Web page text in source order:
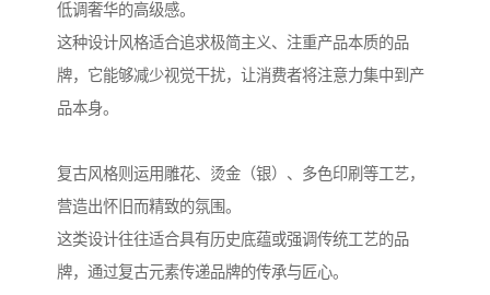
低调奢华的高级感。
这种设计风格适合追求极简主义、注重产品本质的品
牌，它能够减少视觉干扰，让消费者将注意力集中到产
品本身。
复古风格则运用雕花、烫金（银）、多色印刷等工艺，
营造出怀旧而精致的氛围。
这类设计往往适合具有历史底蕴或强调传统工艺的品
牌，通过复古元素传递品牌的传承与匠心。